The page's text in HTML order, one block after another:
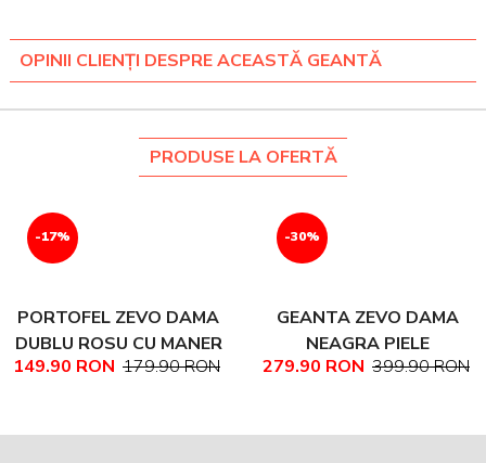
OPINII CLIENȚI DESPRE ACEASTĂ GEANTĂ
PRODUSE LA OFERTĂ
-17%
PORTOFEL ZEVO DAMA
DUBLU ROSU CU MANER
PIELE NATURALA
149.90 RON 179.90 RON
-30%
GEANTA ZEVO DAMA
NEAGRA PIELE
NATURALA TEXTURATA
279.90 RON 399.90 RON